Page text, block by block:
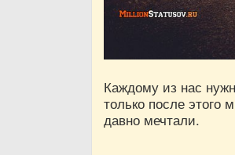
Каждому из нас
только после
давно мечтали.